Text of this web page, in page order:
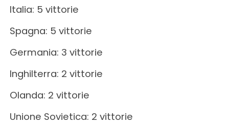
Italia: 5 vittorie
Spagna: 5 vittorie
Germania: 3 vittorie
Inghilterra: 2 vittorie
Olanda: 2 vittorie
Unione Sovietica: 2 vittorie